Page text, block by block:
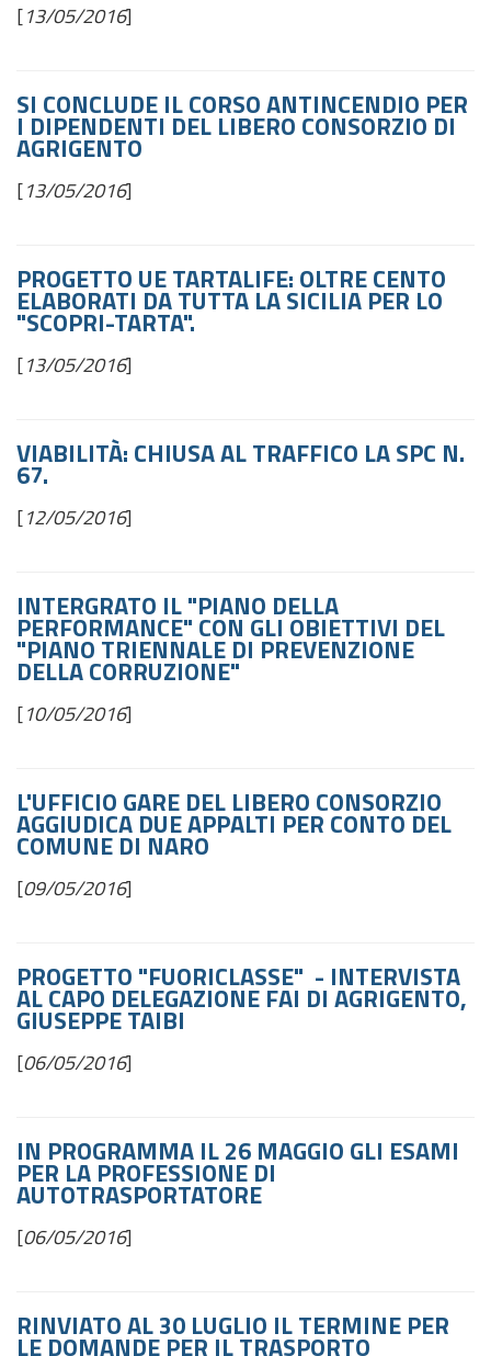
[13/05/2016]
SI CONCLUDE IL CORSO ANTINCENDIO PER
I DIPENDENTI DEL LIBERO CONSORZIO DI
AGRIGENTO
[13/05/2016]
PROGETTO UE TARTALIFE: OLTRE CENTO
ELABORATI DA TUTTA LA SICILIA PER LO
"SCOPRI-TARTA".
[13/05/2016]
VIABILITÀ: CHIUSA AL TRAFFICO LA SPC N.
67.
[12/05/2016]
INTERGRATO IL "PIANO DELLA
PERFORMANCE" CON GLI OBIETTIVI DEL
"PIANO TRIENNALE DI PREVENZIONE
DELLA CORRUZIONE"
[10/05/2016]
L'UFFICIO GARE DEL LIBERO CONSORZIO
AGGIUDICA DUE APPALTI PER CONTO DEL
COMUNE DI NARO
[09/05/2016]
PROGETTO "FUORICLASSE" - INTERVISTA
AL CAPO DELEGAZIONE FAI DI AGRIGENTO,
GIUSEPPE TAIBI
[06/05/2016]
IN PROGRAMMA IL 26 MAGGIO GLI ESAMI
PER LA PROFESSIONE DI
AUTOTRASPORTATORE
[06/05/2016]
RINVIATO AL 30 LUGLIO IL TERMINE PER
LE DOMANDE PER IL TRASPORTO